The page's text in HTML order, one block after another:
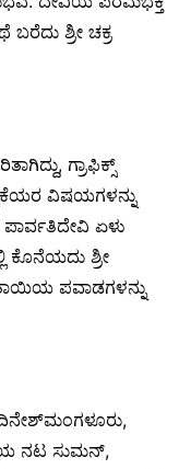
ಬರೆದು ಶ್ರೀ ಚಕ್ರ
ಗ್ರಾಫಿಕ್ಸ್
ವಿಷಯಗಳನ್ನು
ಪಾರ್ವತಿದೇವಿ ಏಳು
ಕೊನೆಯದು ಶ್ರೀ
ಪವಾಡಗಳನ್ನು
ನಟ ಸುಮನ್,